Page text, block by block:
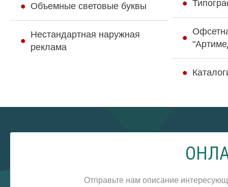
Объемные световые буквы
Нестандартная наружная
реклама
Отправьте нам описание